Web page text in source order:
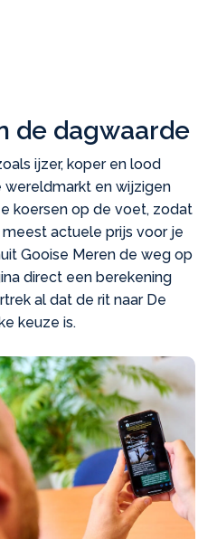
de dagwaarde
ijzer, koper en lood
en wijzigen
koersen op de voet, zodat
actuele prijs voor je
Gooise Meren de weg op
direct een berekening
al dat de rit naar De
keuze is.